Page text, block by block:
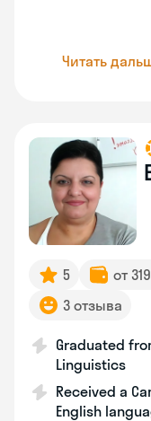
Читать
5 от
3 отзыва
Graduated
Linguistics
Received a
English